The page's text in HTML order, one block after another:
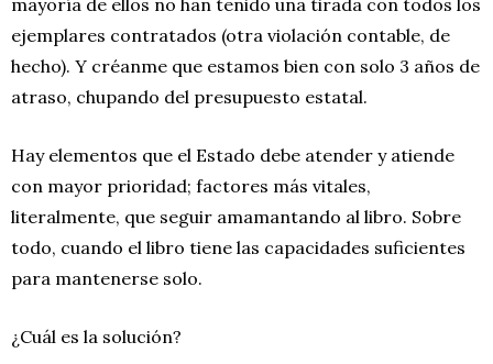
ejemplares contratados (otra violación contable, de
hecho). Y créanme que estamos bien con solo 3 años de
atraso, chupando del presupuesto estatal.
Hay elementos que el Estado debe atender y atiende
con mayor prioridad; factores más vitales,
literalmente, que seguir amamantando al libro. Sobre
todo, cuando el libro tiene las capacidades suficientes
para mantenerse solo.
¿Cuál es la solución?